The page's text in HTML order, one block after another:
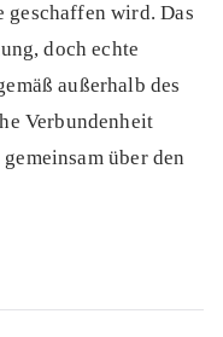
geschaffen wird. Das
doch echte
außerhalb des
Verbundenheit
über den